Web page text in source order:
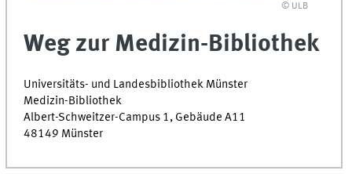
© ULB
Weg zur Medizin-Bibliothek
Universitäts- und Landesbibliothek Münster
Medizin-Bibliothek
Albert-Schweitzer-Campus 1, Gebäude A11
48149 Münster